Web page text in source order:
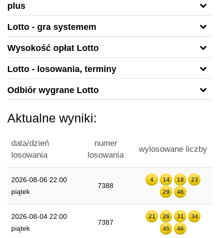
plus
Lotto - gra systemem
Wysokość opłat Lotto
Lotto - losowania, terminy
Odbiór wygrane Lotto
Aktualne wyniki:
data/dzień
losowania
numer
losowania
wylosowane liczby
2026-08-06 22:00
piątek
7388
4 14 18
23
29
46
2026-08-04 22:00
piątek
7387
21 26 31
34
45
46